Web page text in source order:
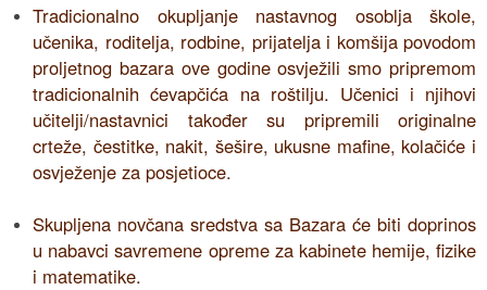
Tradicionalno okupljanje nastavnog osoblja škole,
učenika, roditelja, rodbine, prijatelja i komšija povodom
proljetnog bazara ove godine osvježili smo pripremom
tradicionalnih ćevapčića na roštilju. Učenici i njihovi
učitelji/nastavnici također su pripremili originalne
crteže, čestitke, nakit, šešire, ukusne mafine, kolačiće i
osvježenje za posjetioce.
Skupljena novčana sredstva sa Bazara će biti doprinos
u nabavci savremene opreme za kabinete hemije, fizike
i matematike.